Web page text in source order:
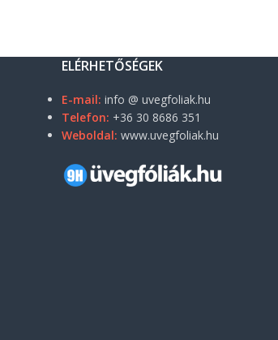
ELÉRHETŐSÉGEK
E-mail: info @ uvegfoliak.hu
Telefon: +36 30 8686 351
Weboldal: www.uvegfoliak.hu